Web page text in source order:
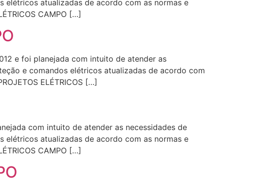
atualizadas de acordo com as normas e
CAMPO […]
e foi planejada com intuito de atender as
e comandos elétricos atualizadas de acordo com
ELÉTRICOS […]
com intuito de atender as necessidades de
atualizadas de acordo com as normas e
CAMPO […]